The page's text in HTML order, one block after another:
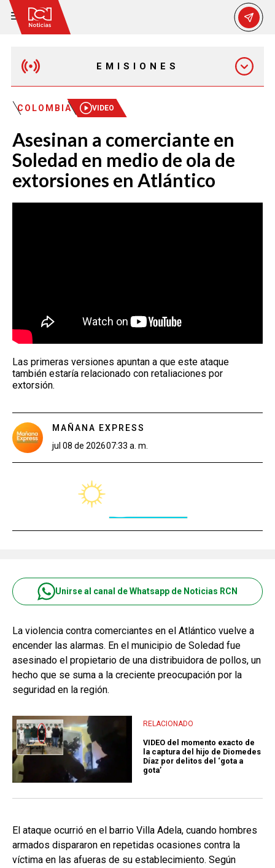
EMISIONES
EMISIÓN 12:30 PM
EMISIÓN 7:00 PM
COLOMBIA VIDEO
Asesinan a comerciante en
Soledad en medio de ola de
extorsiones en Atlántico
Las primeras versiones apuntan a que este ataque
también estaría relacionado con retaliaciones por
extorsión.
MAÑANA EXPRESS
jul 08 de 202607:33 a. m.
Unirse al canal de Whatsapp de Noticias RCN
La violencia contra comerciantes en el Atlántico vuelve a
encender las alarmas. En el municipio de Soledad fue
asesinado el propietario de una distribuidora de pollos, un
hecho que se suma a la creciente preocupación por la
seguridad en la región.
RELACIONADO
VIDEO del momento exacto de
la captura del hijo de Diomedes
Díaz por delitos del ‘gota a
gota’
El ataque ocurrió en el barrio Villa Adela, cuando hombres
armados dispararon en repetidas ocasiones contra la
víctima en las afueras de su establecimiento. Según